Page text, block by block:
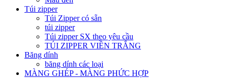
Túi zipper
Túi Zipper có sẵn
túi zipper
Túi zipper SX theo yêu cầu
TÚI ZIPPER VIỀN TRẮNG
Băng dính
băng dính các loại
MÀNG GHÉP - MÀNG PHỨC HỢP